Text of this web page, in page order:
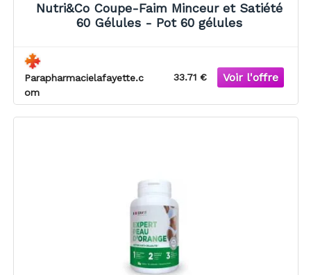
Nutri&Co Coupe-Faim Minceur et Satiété
60 Gélules - Pot 60 gélules
Parapharmacielafayette.c
om
33.71 €